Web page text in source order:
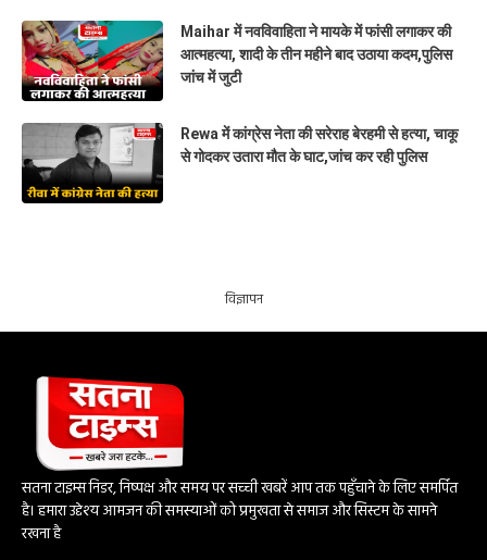
Maihar में नवविवाहिता ने मायके में फांसी लगाकर की
आत्महत्या, शादी के तीन महीने बाद उठाया कदम,पुलिस
जांच में जुटी
Rewa में कांग्रेस नेता की सरेराह बेरहमी से हत्या, चाकू
से गोदकर उतारा मौत के घाट,जांच कर रही पुलिस
विज्ञापन
सतना टाइम्स निडर, निष्पक्ष और समय पर सच्ची खबरें आप तक पहुँचाने के लिए समर्पित
है। हमारा उद्देश्य आमजन की समस्याओं को प्रमुखता से समाज और सिस्टम के सामने
रखना है